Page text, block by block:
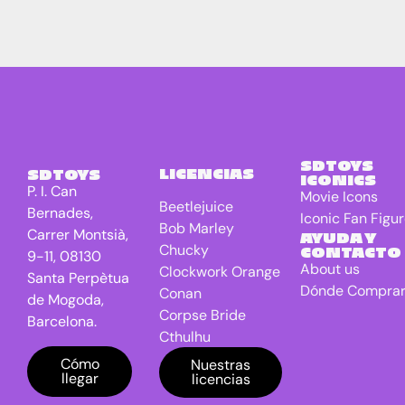
SDTOYS
P. I. Can
Bernades,
Carrer Montsià,
9-11, 08130
Santa Perpètua
de Mogoda,
Barcelona.
Cómo
llegar
LICENCIAS
Beetlejuice
Bob Marley
Chucky
Clockwork Orange
Conan
Corpse Bride
Cthulhu
DC Universe
Batman
Nuestras
licencias
SDTOYS
ICONICS
Movie Icons
Iconic Fan
AYUDA Y
CONTACTO
About us
Dónde Comprar